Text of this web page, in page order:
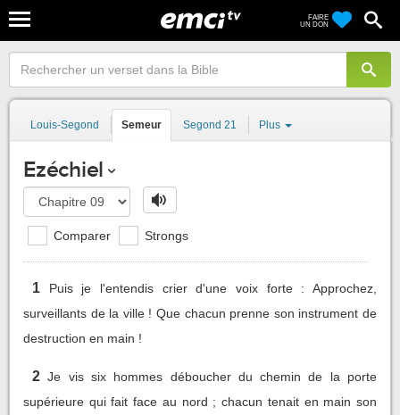
FAIRE
UN DON
Louis-Segond Semeur Segond 21 Plus
Ezéchiel
Comparer Strongs
1
Puis je l'entendis crier d'une voix forte : Approchez,
surveillants de la ville ! Que chacun prenne son instrument de
destruction en main !
2 Je vis six hommes déboucher du chemin de la porte
supérieure qui fait face au nord ; chacun tenait en main son